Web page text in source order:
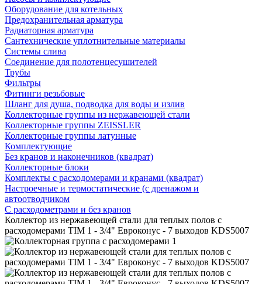
Оборудование для котельных
Предохранительная арматура
Радиаторная арматура
Сантехнические уплотнительные материалы
Системы слива
Соединение для полотенцесушителей
Трубы
Фильтры
Фитинги резьбовые
Шланг для душа, подводка для воды и излив
Коллекторные группы из нержавеющей стали
Коллекторные группы ZEISSLER
Коллекторные группы латунные
Комплектующие
Без кранов и наконечников (квадрат)
Коллекторные блоки
Комплекты с расходомерами и кранами (квадрат)
Настроечные и термостатические (с дренажом и
автоотводчиком
С расходометрами и без кранов
Коллектор из нержавеющей стали для теплых полов с
расходомерами TIM 1 - 3/4" Евроконус - 7 выходов KDS5007